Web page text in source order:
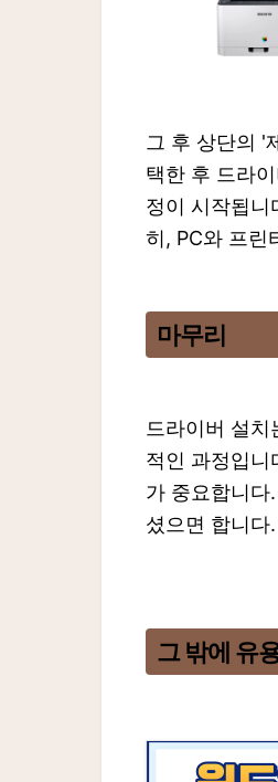
그 후 상단의 '
택한 후 드라
정이 시작됩니
히, PC와 프린
마무리
드라이버 설
적인 과정입니
가 중요합니다
셨으면 합니다.
그 밖에 유